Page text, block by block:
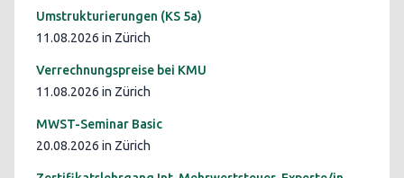
Umstrukturierungen (KS 5a)
11.08.2026 in Zürich
Verrechnungspreise bei KMU
11.08.2026 in Zürich
MWST-Seminar Basic
20.08.2026 in Zürich